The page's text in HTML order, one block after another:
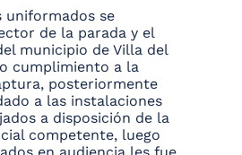
uniformados se
de la parada y el
municipio de Villa del
cumplimiento a la
posteriormente
a las instalaciones
a disposición de la
competente, luego